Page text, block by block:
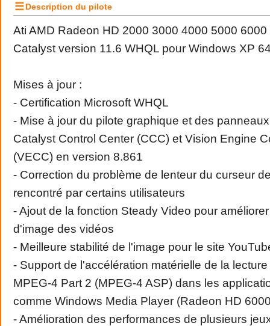
☰Description du pilote
Ati AMD Radeon HD 2000 3000 4000 5000
Catalyst version 11.6 WHQL pour Windows XP
Mises à jour :
- Certification Microsoft WHQL
- Mise à jour du pilote graphique et des
Catalyst Control Center (CCC) et Vision Engine
(VECC) en version 8.861
- Correction du problème de lenteur du curseur
rencontré par certains utilisateurs
- Ajout de la fonction Steady Video pour
d'image des vidéos
- Meilleure stabilité de l'image pour le site
- Support de l'accélération matérielle de la
MPEG-4 Part 2 (MPEG-4 ASP) dans les
comme Windows Media Player (Radeon HD
- Amélioration des performances de plusieurs